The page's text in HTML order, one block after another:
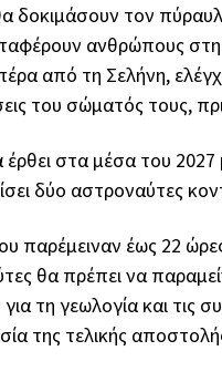
δοκιμάσουν τον
ανθρώπους
από τη Σελήνη,
του σώματός τους,
στα μέσα του
δύο αστροναύτες
παρέμειναν έως 22
θα πρέπει να
τη γεωλογία και τις
της τελικής